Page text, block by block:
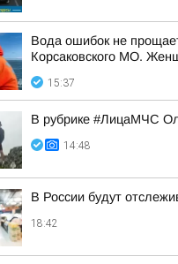
Вода ошибок не
Корсаковского МО.
15:37
В рубрике #ЛицаМЧС
14:48
В России будут
18:42